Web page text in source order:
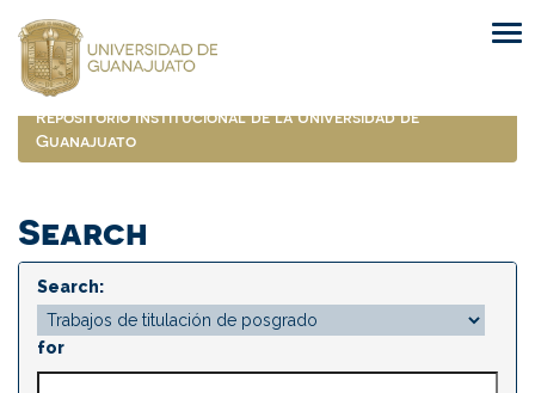
navigation
Repositorio Institucional de la Universidad de
Guanajuato
Search
Search:
for